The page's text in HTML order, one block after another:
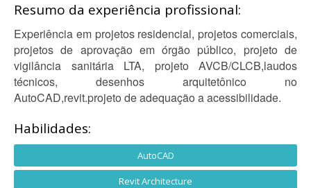
Resumo da experiência profissional:
Experiência em projetos residencial, projetos comerciais,
projetos de aprovação em órgão público, projeto de
vigilância sanitária LTA, projeto AVCB/CLCB,laudos
técnicos, desenhos arquitetônico no
AutoCAD,revit.projeto de adequação a acessibilidade.
Habilidades:
AutoCAD
Revit Architecture